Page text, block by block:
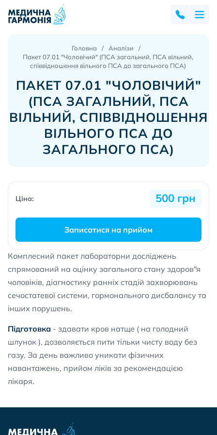
Головна
Аналізи
Пакет 07.01 "Чоловічий" (ПСА загальний, ПСА вільний,
співвідношення вільного ПСА до загального ПСА)
ПАКЕТ 07.01 "ЧОЛОВІЧИЙ"
(ПСА ЗАГАЛЬНИЙ, ПСА
ВІЛЬНИЙ, СПІВВІДНОШЕННЯ
ВІЛЬНОГО ПСА ДО
ЗАГАЛЬНОГО ПСА)
Комплесний пакет лабораторни досліджень
спрямований на оцінку загального стану здоров"я
чоловіків, діагностику ранніх стадій захворювань
сечостатевої системи, гормонального дисбалансу та
інших порушень.
Підготовка - здавати кров натще ( на голодний
шлунок ), дозволяється пити тільки чисту воду без
газу. За день важливо уникати фізичних
навантажень, прийом ліків за рекомендацією
лікаря.
Ціна: 500 грн
Записатися на прийом